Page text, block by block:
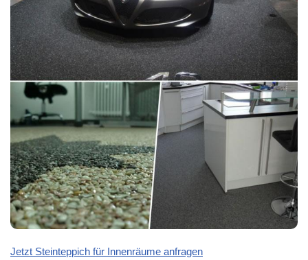
Jetzt Steinteppich für Innenräume anfragen